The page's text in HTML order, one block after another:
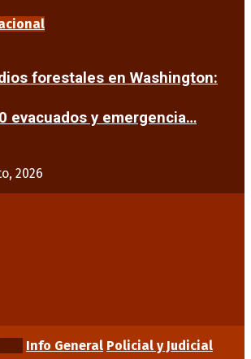
forestales en Washington:
evacuados y emergencia…
2026
Info General Policial y Judicial